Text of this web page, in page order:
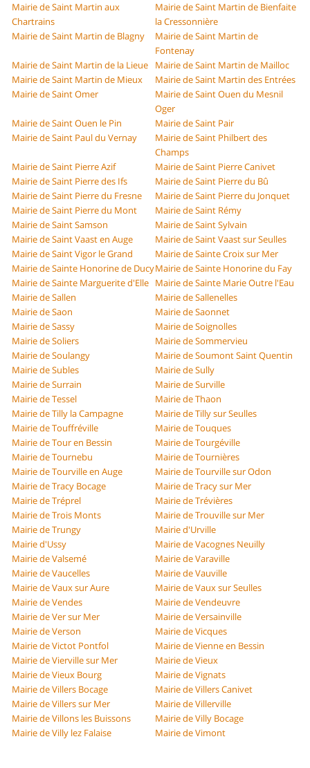
Mairie de Saint Martin aux
Chartrains
Mairie de Saint Martin de Bienfaite
la Cressonnière
Mairie de Saint Martin de Blagny
Mairie de Saint Martin de
Fontenay
Mairie de Saint Martin de la Lieue
Mairie de Saint Martin de Mailloc
Mairie de Saint Martin de Mieux
Mairie de Saint Martin des Entrées
Mairie de Saint Omer
Mairie de Saint Ouen du Mesnil
Oger
Mairie de Saint Ouen le Pin
Mairie de Saint Pair
Mairie de Saint Paul du Vernay
Mairie de Saint Philbert des
Champs
Mairie de Saint Pierre Azif
Mairie de Saint Pierre Canivet
Mairie de Saint Pierre des Ifs
Mairie de Saint Pierre du Bû
Mairie de Saint Pierre du Fresne
Mairie de Saint Pierre du Jonquet
Mairie de Saint Pierre du Mont
Mairie de Saint Rémy
Mairie de Saint Samson
Mairie de Saint Sylvain
Mairie de Saint Vaast en Auge
Mairie de Saint Vaast sur Seulles
Mairie de Saint Vigor le Grand
Mairie de Sainte Croix sur Mer
Mairie de Sainte Honorine de DucyMairie de Sainte Honorine du Fay
Mairie de Sainte Marguerite d'Elle Mairie de Sainte Marie Outre l'Eau
Mairie de Sallen
Mairie de Sallenelles
Mairie de Saon
Mairie de Saonnet
Mairie de Sassy
Mairie de Soignolles
Mairie de Soliers
Mairie de Sommervieu
Mairie de Soulangy
Mairie de Soumont Saint Quentin
Mairie de Subles
Mairie de Sully
Mairie de Surrain
Mairie de Surville
Mairie de Tessel
Mairie de Thaon
Mairie de Tilly la Campagne
Mairie de Tilly sur Seulles
Mairie de Touffréville
Mairie de Touques
Mairie de Tour en Bessin
Mairie de Tourgéville
Mairie de Tournebu
Mairie de Tournières
Mairie de Tourville en Auge
Mairie de Tourville sur Odon
Mairie de Tracy Bocage
Mairie de Tracy sur Mer
Mairie de Tréprel
Mairie de Trévières
Mairie de Trois Monts
Mairie de Trouville sur Mer
Mairie de Trungy
Mairie d'Urville
Mairie d'Ussy
Mairie de Vacognes Neuilly
Mairie de Valsemé
Mairie de Varaville
Mairie de Vaucelles
Mairie de Vauville
Mairie de Vaux sur Aure
Mairie de Vaux sur Seulles
Mairie de Vendes
Mairie de Vendeuvre
Mairie de Ver sur Mer
Mairie de Versainville
Mairie de Verson
Mairie de Vicques
Mairie de Victot Pontfol
Mairie de Vienne en Bessin
Mairie de Vierville sur Mer
Mairie de Vieux
Mairie de Vieux Bourg
Mairie de Vignats
Mairie de Villers Bocage
Mairie de Villers Canivet
Mairie de Villers sur Mer
Mairie de Villerville
Mairie de Villons les Buissons
Mairie de Villy Bocage
Mairie de Villy lez Falaise
Mairie de Vimont